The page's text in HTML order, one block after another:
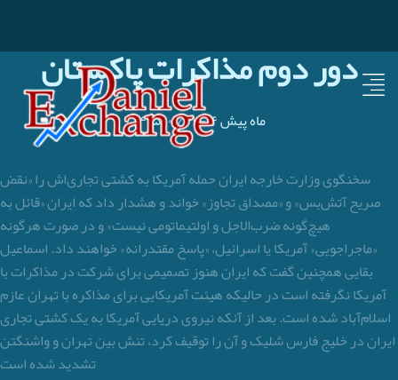
دور دوم مذاکرات پاکستان
۱۴۰۵/۰۱/۳۱- ۴ ماه پیش
سخنگوی وزارت خارجه ایران حمله آمریکا به کشتی تجاری‌اش را «نقض
صریح آتش‌بس» و «مصداق تجاوز» خواند و هشدار داد که ایران «قائل به
هیچ‌گونه ضرب‌الاجل و اولتیماتومی نیست» و در صورت هرگونه
«ماجراجویی» آمریکا یا اسرائیل، «پاسخ مقتدرانه» خواهند داد. اسماعیل
بقایی همچنین گفت که ایران هنوز تصمیمی برای شرکت در مذاکرات با
آمریکا نگرفته است در حالیکه هیئت آمریکایی برای مذاکره با تهران عازم
اسلام‌آباد شده است. بعد از آنکه نیروی دریایی آمریکا به یک کشتی تجاری
ایران در خلیج فارس شلیک و آن را توقیف کرد، تنش بین تهران و واشنگتن
تشدید شده است